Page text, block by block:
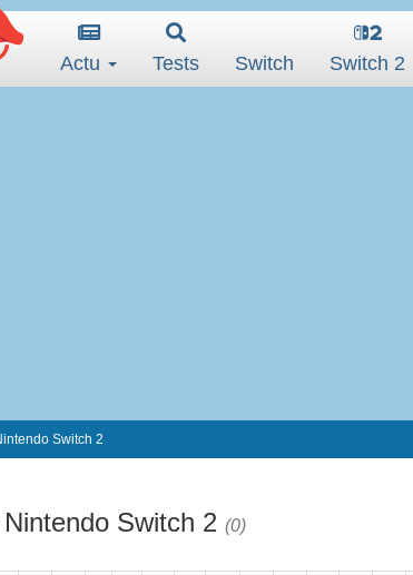
Actu Tests Switch Switch 2
Switch 2
Switch 2 (0)